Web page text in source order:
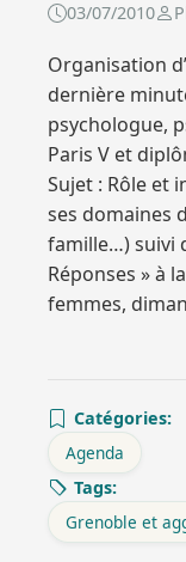
03/07/2010
Organisation
dernière
psychologue,
Paris V et
Sujet : Rôle et
ses domaines
famille…) suivi
Réponses » à
femmes,
Catégories:
Agenda
Tags:
Grenoble et